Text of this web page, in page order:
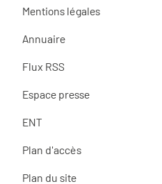
Mentions légales
Annuaire
Flux RSS
Espace presse
ENT
Plan d'accès
Plan du site